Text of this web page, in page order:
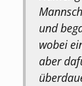
und
wobei
aber